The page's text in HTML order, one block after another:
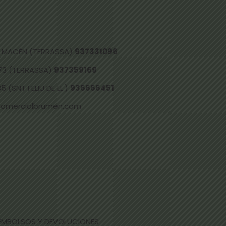
(TERRASSA) 937331096
(TERRASSA) 937359169
(SNT FELIU DE LL.) 936666451
Y DEVOLUCIONES